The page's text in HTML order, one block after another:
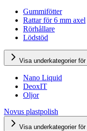
Gummifötter
Rattar för 6 mm axel
Rörhållare
Lödstöd
Visa underkategorier
Nano Liquid
DeoxIT
Oljor
Novus plastpolish
Visa underkategorier